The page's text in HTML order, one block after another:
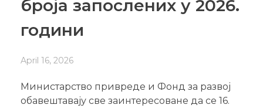
броја запослених у 2026.
години
April 16, 2026
Министарство привреде и Фонд за развој
обавештавају све заинтересоване да се 16.